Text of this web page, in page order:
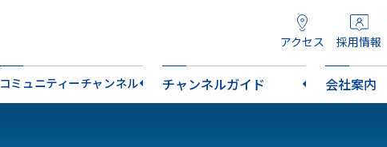
アクセス 採用情報
コミュニティーチャンネル チャンネルガイド 会社案内